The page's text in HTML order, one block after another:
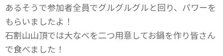
あるそうで参加者全員でグルグルグルと回り、パワーを
もらいましたよ！
石割山山頂では大なべを二つ用意してお鍋を作り皆さん
で食べました！